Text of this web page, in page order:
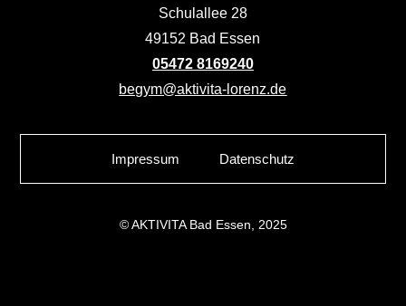
Schulallee 28
49152 Bad Essen
05472 8169240
begym@aktivita-lorenz.de
Impressum Datenschutz
© AKTIVITA Bad Essen, 2025